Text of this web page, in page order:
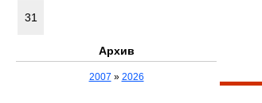
31
Архив
2007 » 2026